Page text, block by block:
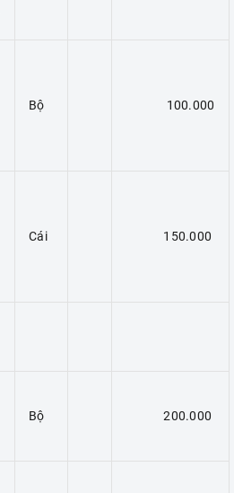
Bộ 100.000
Cái 150.000
Bộ 200.000